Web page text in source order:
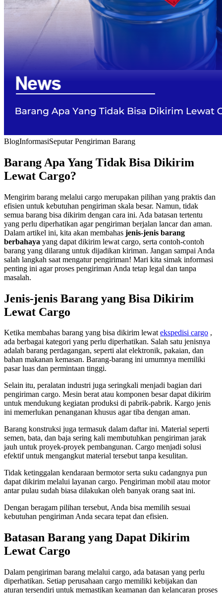
BlogInformasiSeputar Pengiriman Barang
Barang Apa Yang Tidak Bisa Dikirim
Lewat Cargo?
Mengirim barang melalui cargo merupakan pilihan yang praktis dan
efisien untuk kebutuhan pengiriman skala besar. Namun, tidak
semua barang bisa dikirim dengan cara ini. Ada batasan tertentu
yang perlu diperhatikan agar pengiriman berjalan lancar dan aman.
Dalam artikel ini, kita akan membahas jenis-jenis barang
berbahaya yang dapat dikirim lewat cargo, serta contoh-contoh
barang yang dilarang untuk dijadikan kiriman. Jangan sampai Anda
salah langkah saat mengatur pengiriman! Mari kita simak informasi
penting ini agar proses pengiriman Anda tetap legal dan tanpa
masalah.
Jenis-jenis Barang yang Bisa Dikirim
Lewat Cargo
Ketika membahas barang yang bisa dikirim lewatekspedisi cargo ,
ada berbagai kategori yang perlu diperhatikan. Salah satu jenisnya
adalah barang perdagangan, seperti alat elektronik, pakaian, dan
bahan makanan kemasan. Barang-barang ini umumnya memiliki
pasar luas dan permintaan tinggi.
Selain itu, peralatan industri juga seringkali menjadi bagian dari
pengiriman cargo. Mesin berat atau komponen besar dapat dikirim
untuk mendukung kegiatan produksi di pabrik-pabrik. Kargo jenis
ini memerlukan penanganan khusus agar tiba dengan aman.
Barang konstruksi juga termasuk dalam daftar ini. Material seperti
semen, bata, dan baja sering kali membutuhkan pengiriman jarak
jauh untuk proyek-proyek pembangunan. Cargo menjadi solusi
efektif untuk mengangkut material tersebut tanpa kesulitan.
Tidak ketinggalan kendaraan bermotor serta suku cadangnya pun
dapat dikirim melalui layanan cargo. Pengiriman mobil atau motor
antar pulau sudah biasa dilakukan oleh banyak orang saat ini.
Dengan beragam pilihan tersebut, Anda bisa memilih sesuai
kebutuhan pengiriman Anda secara tepat dan efisien.
Batasan Barang yang Dapat Dikirim
Lewat Cargo
Dalam pengiriman barang melalui cargo, ada batasan yang perlu
diperhatikan. Setiap perusahaan cargo memiliki kebijakan dan
aturan tersendiri untuk memastikan keamanan dan kelancaran proses